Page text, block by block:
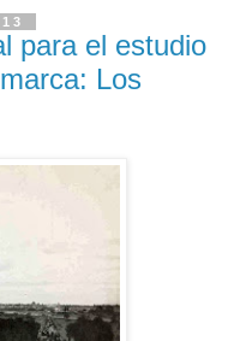
para el estudio
Los